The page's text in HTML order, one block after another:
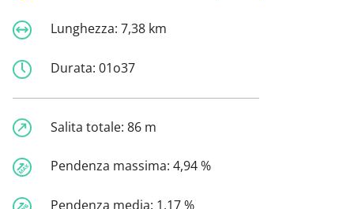
Lunghezza: 7,38 km
Durata: 01o37
Salita totale: 86 m
Pendenza massima: 4,94 %
Pendenza media: 1,17 %